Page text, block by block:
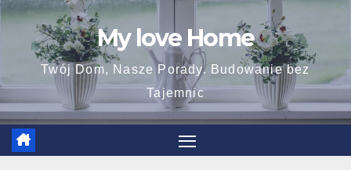
Skip
content
My love Home
Twój Dom, Nasze Porady. Budowanie bez
Tajemnic